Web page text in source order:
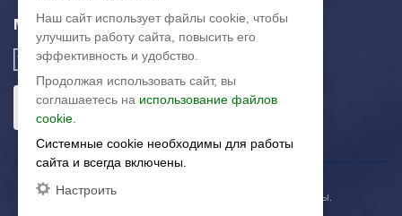
Мы в соц. сетях
© 2003-2026 «Арткерамика». Все права защищены.
Наш сайт использует файлы cookie, чтобы
улучшить работу сайта, повысить его
эффективность и удобство.
Продолжая использовать сайт, вы
соглашаетесь на использование файлов
cookie.
Системные cookie необходимы для работы
сайта и всегда включены.
Настроить